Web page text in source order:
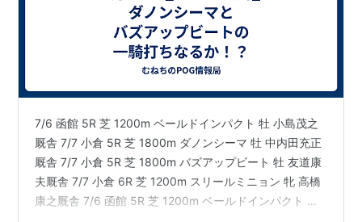
7/6 函館 5R 芝 1200m ベールドインパクト 牡 小島茂之
厩舎 7/7 小倉 5R 芝 1800m ダノンシーマ 牡 中内田充正
厩舎 7/7 小倉 5R 芝 1800m バズアップビート 牡 友道康
夫厩舎 7/7 小倉 6R 芝 1200m スリールミニョン 牝 高橋
康之厩舎 7/6 函館 5R 芝 1200m ベールドインパクト 牡